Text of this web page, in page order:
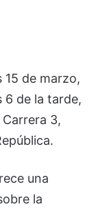
15 de marzo,
6 de la tarde,
3,
una
la